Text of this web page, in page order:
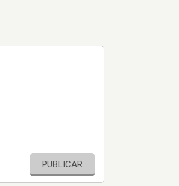
PUBLICAR